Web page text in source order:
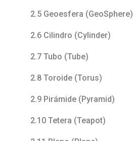
2.5 Geoesfera (GeoSphere)
2.6 Cilindro (Cylinder)
2.7 Tubo (Tube)
2.8 Toroide (Torus)
2.9 Pirámide (Pyramid)
2.10 Tetera (Teapot)